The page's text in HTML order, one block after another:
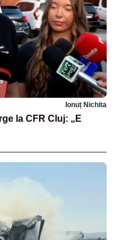
Ionuț Nichita
la CFR Cluj: „E